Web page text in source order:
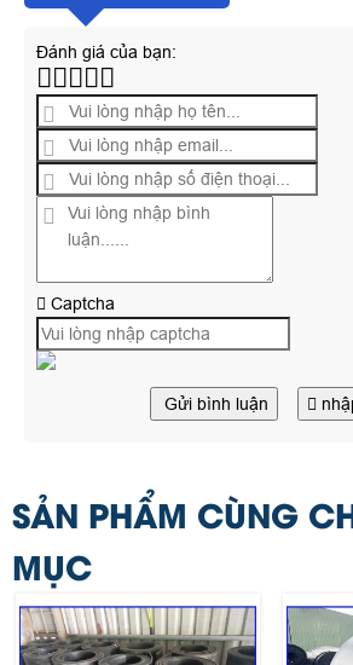
Đánh giá của bạn:
Captcha
Gửi bình luận
SẢN PHẨM CÙNG
MỤC